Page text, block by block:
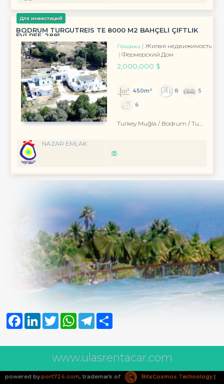
Для инвестиций
BODRUM TURGUTREİS TE 8000 M2 BAHÇELİ ÇİFTLİK
EVİ REF-2891
Продажа
Жилая недвижимость
Фермерский Дом
2,000,000 $
450m² 8
5
6
Turkey Muğla / Bodrum / Turgutreis
NAZAR EMLAK
FacebookLinkedInTwitter WhatsAppTelegram
www.ulasrentacar.com
powered byport724.com, trademark of BitsCosmos Technology|